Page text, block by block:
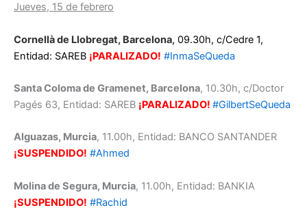
Jueves, 15 de febrero
Cornellà de Llobregat, Barcelona, 09.30h, c/Cedre 1,
Entidad: SAREB ¡PARALIZADO! #InmaSeQueda
Santa Coloma de Gramenet, Barcelona, 10.30h, c/Doctor
Pagés 63, Entidad: SAREB ¡PARALIZADO! #GilbertSeQueda
Alguazas, Murcia, 11.00h, Entidad: BANCO SANTANDER
¡SUSPENDIDO! #Ahmed
Molina de Segura, Murcia, 11.00h, Entidad: BANKIA
¡SUSPENDIDO! #Rachid